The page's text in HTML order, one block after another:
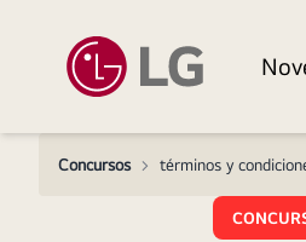
Concursos > términos y